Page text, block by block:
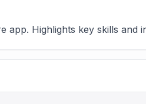
app. Highlights key skills and